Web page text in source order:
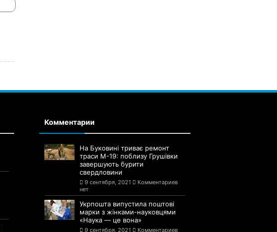
Комментарии
На Буковині триває ремонт
траси М-19: поблизу Грушівки
завершують бурити
свердловини
9 сентября, 2021
Комментариев
нет
Укрпошта випустила поштові
марки з жінками-науковцями
«Наука — це вона»
9 сентября, 2021 Комментариев